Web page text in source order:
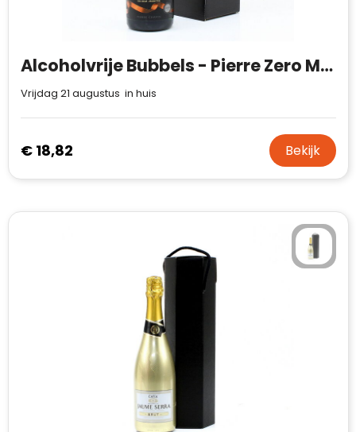
Alcoholvrije Bubbels - Pierre Zero Mousserend
Vrijdag 21 augustus in huis
€ 18,82 Bekijk